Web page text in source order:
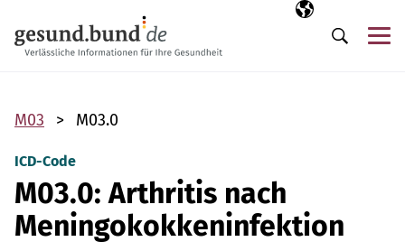
Ausgewählte
DE
Suche
M03 M03.0
ICD-Code
M03.0: Arthritis nach
Meningokokkeninfektion